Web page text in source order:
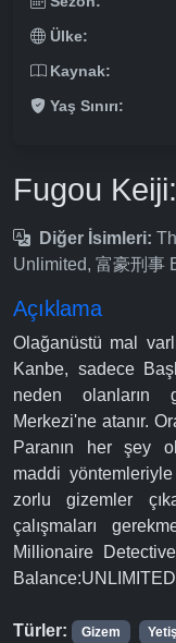
Ülke:
Kaynak:
Yaş Sınırı:
Fugou
Diğer İsimleri:
Unlimited, 富豪刑事
Açıklama
Olağanüstü mal
Kanbe, sadece
neden olanların
Merkezi'ne atanır.
Paranın her şey
maddi
zorlu gizemler
çalışmaları
Millionaire
Balance:UNLIMITED
Türler: Gizem